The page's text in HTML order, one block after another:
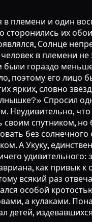
племени, поверженные магом Руми. Руми воспользовался их слабостями и превратил в пакпаков. Они не верили, что Кунтур Немилый Солнцу чем-то лучше их, и потому пустили в ход те же грязные уловки, с помощью которых их обманул маг Руми. Но Кунтура было непросто одурачить. Его отец был наказан за обман и предательство, поэтому мальчик ненавидел ложь и распознавал её с первого взгляда. Разоблачённые воины обезумели от ярости и попытались преградить Кунтуру путь, и тогда юноше пришлось расчищать себе дорогу кулаками. Пройдя через все испытания, Кунтур наконец нашёл мага Руми и увидел похищенных заврианов. Маг Руми применил свои злые чары, пытаясь внушить Кунтуру страх. Но ни вздымавшиеся до небес волны, ни раскалённая лава не могли его испугать. Это были всего лишь иллюзорные магические ловушки, как и окутавшая долину мгла, только и всего. Злые чары не действовали на Кунтура, но похищенные заврианы им поддались, и Руми подчинил их себе. Маг даже не догадывался, что Кунтуру они не соперники. «Твои кулаки твёрже самого твёрдого камня, который я когда-либо видел!» Никому бы не захотелось тягаться с такими кулаками, маг Руми тоже не горел желанием. В столь безвыходной ситуации ему уже не было дела до пленённых заврианов, он обернулся